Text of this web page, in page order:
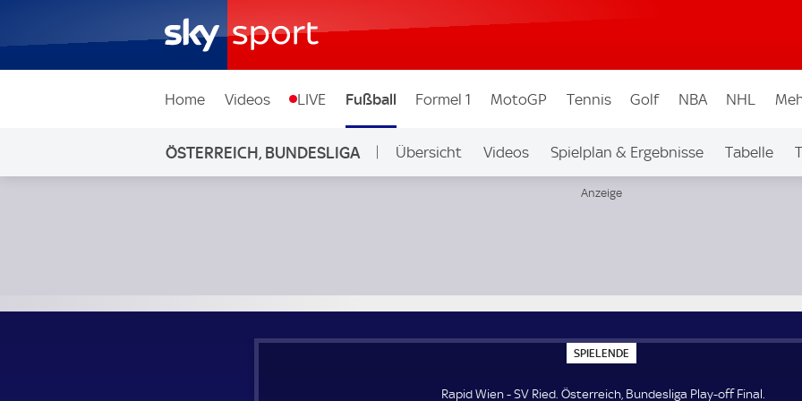
Home Videos LIVE Fußball Formel 1 MotoGP Tennis Golf NBA NHL
ÖSTERREICH, BUNDESLIGA Übersicht Videos Spielplan & Ergebnisse Tabelle
SPIELENDE
P
E
Rapid Wien - SV Ried. Österreich, Bundesliga Play-off Final.